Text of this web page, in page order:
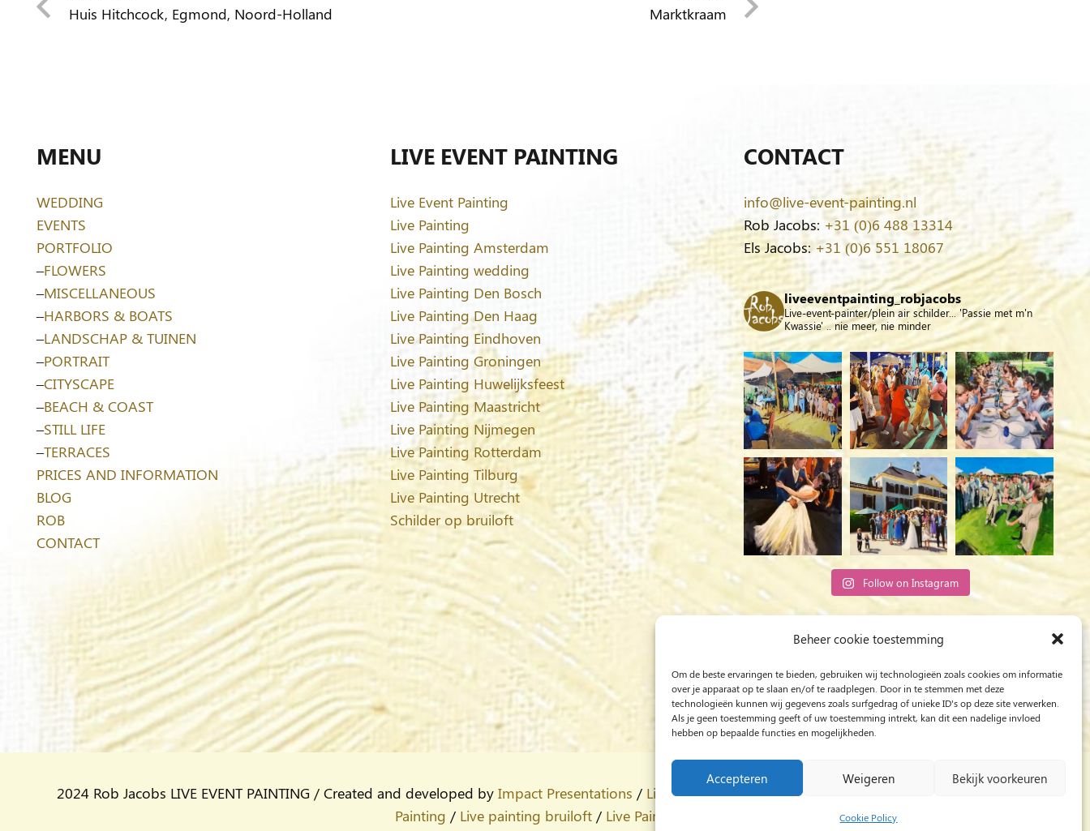
Beheer cookie toestemming
Om de beste ervaringen te bieden, gebruiken wij technologieën zoals cookies om informatie
over je apparaat op te slaan en/of te raadplegen. Door in te stemmen met deze
technologieën kunnen wij gegevens zoals surfgedrag of unieke ID's op deze site verwerken.
Als je geen toestemming geeft of uw toestemming intrekt, kan dit een nadelige invloed
hebben op bepaalde functies en mogelijkheden.
Accepteren Weigeren Bekijk voorkeuren
Cookie Policy
Huis Hitchcock, Egmond, Noord-Holland Marktkraam
MENU
WEDDING
EVENTS
PORTFOLIO
–FLOWERS
–MISCELLANEOUS
–HARBORS & BOATS
–LANDSCHAP & TUINEN
–PORTRAIT
–CITYSCAPE
–BEACH & COAST
–STILL LIFE
–TERRACES
PRICES AND INFORMATION
BLOG
ROB
CONTACT
LIVE EVENT PAINTING
Live Event Painting
Live Painting
Live Painting Amsterdam
Live Painting wedding
Live Painting Den Bosch
Live Painting Den Haag
Live Painting Eindhoven
Live Painting Groningen
Live Painting Huwelijksfeest
Live Painting Maastricht
Live Painting Nijmegen
Live Painting Rotterdam
Live Painting Tilburg
Live Painting Utrecht
Schilder op bruiloft
CONTACT
info@live-event-painting.nl
Rob Jacobs: +31 (0)6 488 13314
Els Jacobs:+31 (0)6 551 18067
liveeventpainting_robjacobs
Live-event-painter/plein air schilder... 'Passie met m'n
Kwassie' .. nie meer, nie minder
Follow on Instagram
Rob Jacobs from ‘s-Hertogenbosch is a ‘Plein
Light and Love.
2024 Rob Jacobs LIVE EVENT PAINTING / Created and developed by Impact Presentations / Live painting huwelijksfeest Schilder op bruiloft
Live Event
Painting / Live painting bruiloft / Live Painting